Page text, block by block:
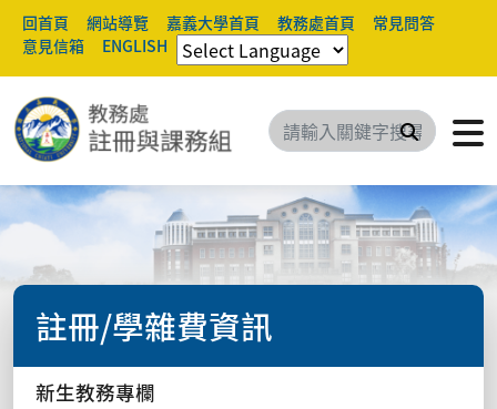
回首頁 網站導覽 嘉義大學首頁 教務處首頁
常見問答
意見信箱
ENGLISH
搜尋
註冊/學雜費資訊
新生教務專欄